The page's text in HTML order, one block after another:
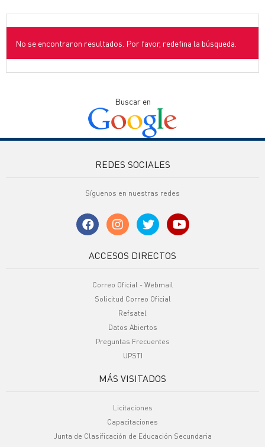
No se encontraron resultados. Por favor, redefina la búsqueda.
Buscar en
REDES SOCIALES
Síguenos en nuestras redes
ACCESOS DIRECTOS
Correo Oficial - Webmail
Solicitud Correo Oficial
Refsatel
Datos Abiertos
Preguntas Frecuentes
UPSTI
MÁS VISITADOS
Licitaciones
Capacitaciones
Junta de Clasificación de Educación Secundaria